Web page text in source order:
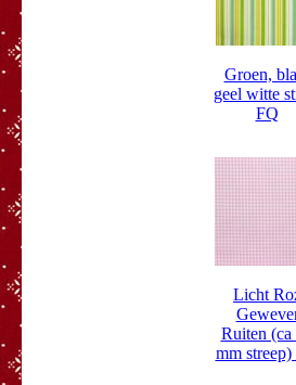
Groen,
geel witte
FQ
Licht
Ruiten (ca
mm streep)